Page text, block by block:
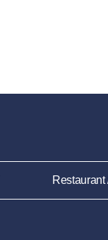
Restaurant